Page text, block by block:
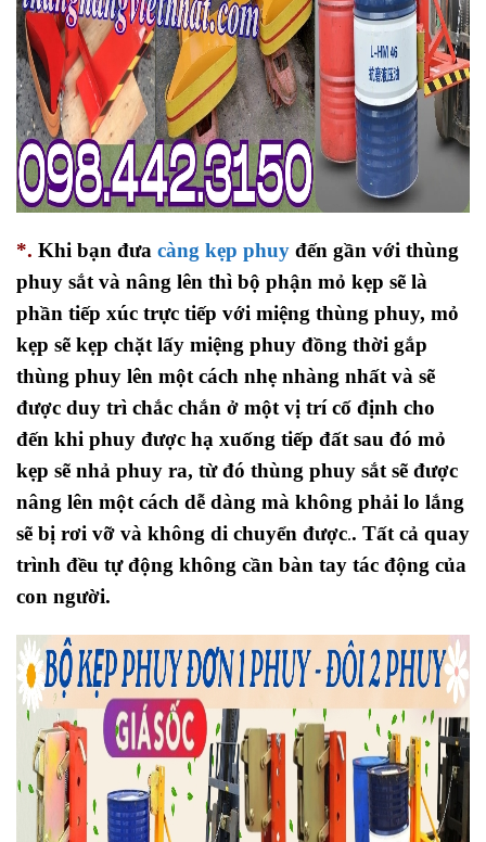
*. Khi bạn đưa càng kẹp phuy đến gần với thùng
phuy sắt và nâng lên thì bộ phận mỏ kẹp sẽ là
phần tiếp xúc trực tiếp với miệng thùng phuy, mỏ
kẹp sẽ kẹp chặt lấy miệng phuy đồng thời gắp
thùng phuy lên một cách nhẹ nhàng nhất và sẽ
được duy trì chắc chắn ở một vị trí cố định cho
đến khi phuy được hạ xuống tiếp đất sau đó mỏ
kẹp sẽ nhả phuy ra, từ đó thùng phuy sắt sẽ được
nâng lên một cách dễ dàng mà không phải lo lắng
sẽ bị rơi vỡ và không di chuyển được.. Tất cả quay
trình đều tự động không cần bàn tay tác động của
con người.